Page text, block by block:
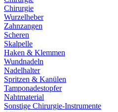
Chirurgie
Wurzelheber
Zahnzangen
Scheren
Skalpelle
Haken & Klemmen
Wundnadeln
Nadelhalter
Spritzen & Kanülen
Tamponadestopfer
Nahtmaterial
Sonstige Chirurgie-Instrumente